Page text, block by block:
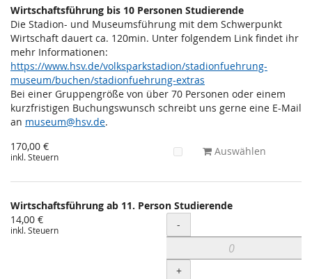
Wirtschaftsführung bis 10 Personen Studierende
Die Stadion- und Museumsführung mit dem Schwerpunkt
Wirtschaft dauert ca. 120min. Unter folgendem Link findet ihr
mehr Informationen:
https://www.hsv.de/volksparkstadion/stadionfuehrung-
museum/buchen/stadionfuehrung-extras
Bei einer Gruppengröße von über 70 Personen oder einem
kurzfristigen Buchungswunsch schreibt uns gerne eine E-Mail
an museum@hsv.de.
170,00 €
inkl. Steuern Auswählen
Wirtschaftsführung ab 11. Person Studierende
14,00 €
inkl. Steuern Menge
-
+